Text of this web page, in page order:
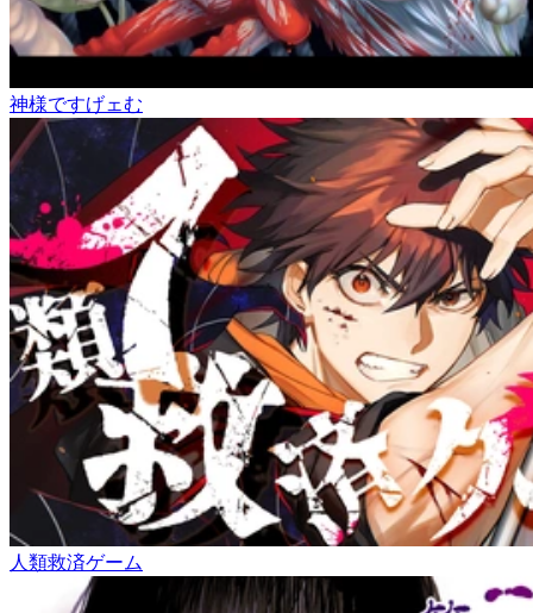
神様ですげェむ
人類救済ゲーム